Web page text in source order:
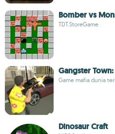
Bomber vs
TDT.StoreGame
Gangster
Game mafia dunia
Dinosaur Craft